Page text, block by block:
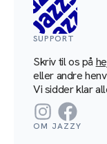
SUPPORT
Skriv til os på
eller andre
Vi sidder klar
InstagramFacebook
OM JAZZY